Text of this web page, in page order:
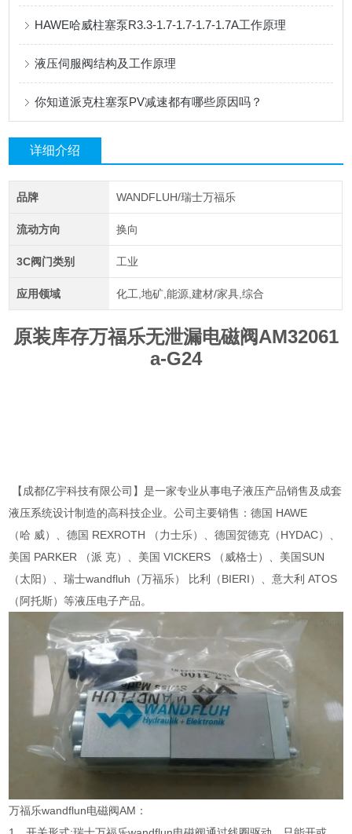
HAWE哈威柱塞泵R3.3-1.7-1.7-1.7-1.7A工作原理
液压伺服阀结构及工作原理
你知道派克柱塞泵PV减速都有哪些原因吗？
详细介绍
品牌 WANDFLUH/瑞士万福乐
流动方向 换向
3C阀门类别 工业
应用领域 化工,地矿,能源,建材/家具,综合
原装库存万福乐无泄漏电磁阀AM32061
a-G24
【成都亿宇科技有限公司】是一家专业从事电子液压产品销售及成套
液压系统设计制造的高科技企业。公司主要销售：德国 HAWE
（哈 威）、德国 REXROTH （力士乐）、德国贺德克（HYDAC）、
美国 PARKER （派 克）、美国 VICKERS （威格士）、美国SUN
（太阳）、瑞士wandfluh（万福乐） 比利（BIERI）、意大利 ATOS
（阿托斯）等液压电子产品。
万福乐wandflun电磁阀AM：